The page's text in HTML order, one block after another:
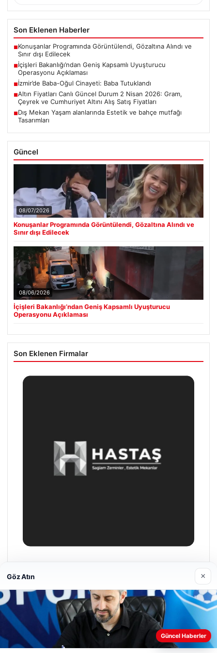
Son Eklenen Haberler
■Konuşanlar Programında Görüntülendi, Gözaltına Alındı ve
Sınır dışı Edilecek
■İçişleri Bakanlığı’ndan Geniş Kapsamlı Uyuşturucu
Operasyonu Açıklaması
■İzmir’de Baba-Oğul Cinayeti: Baba Tutuklandı
■Altın Fiyatları Canlı Güncel Durum 2 Nisan 2026: Gram,
Çeyrek ve Cumhuriyet Altını Alış Satış Fiyatları
■Dış Mekan Yaşam alanlarında Estetik ve bahçe mutfağı
Tasarımları
Güncel
08/07/2026
Konuşanlar Programında Görüntülendi, Gözaltına Alındı ve
Sınır dışı Edilecek
08/06/2026
İçişleri Bakanlığı’ndan Geniş Kapsamlı Uyuşturucu
Operasyonu Açıklaması
Son Eklenen Firmalar
04/28/2026
Web sitemizi nasıl kullandığınızı daha iyi anlayabilmek,
deneyiminizi kişiselleştirmek ve geliştirmek amacıyla çerezler
Göz Atın ×
Güncel Haberler